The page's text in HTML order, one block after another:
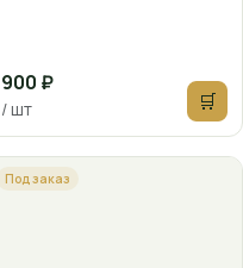
900 ₽
/ шт 🛒
Под заказ